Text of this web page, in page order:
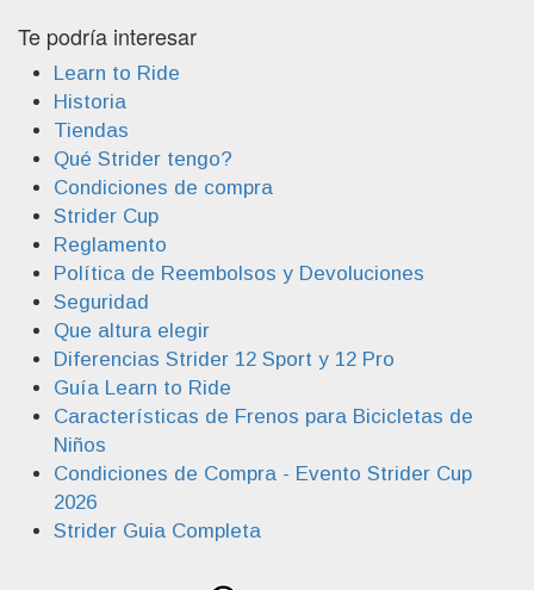
Te podría interesar
Learn to Ride
Historia
Tiendas
Qué Strider tengo?
Condiciones de compra
Strider Cup
Reglamento
Política de Reembolsos y Devoluciones
Seguridad
Que altura elegir
Diferencias Strider 12 Sport y 12 Pro
Guía Learn to Ride
Características de Frenos para Bicicletas de
Niños
Condiciones de Compra - Evento Strider Cup
2026
Strider Guia Completa